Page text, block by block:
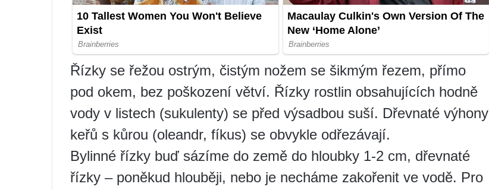
Řízky se řežou ostrým, čistým nožem se šikmým řezem, přímo
pod okem, bez poškození větví. Řízky rostlin obsahujících hodně
vody v listech (sukulenty) se před výsadbou suší. Dřevnaté výhony
keřů s kůrou (oleandr, fíkus) se obvykle odřezávají.
Bylinné řízky buď sázíme do země do hloubky 1-2 cm, dřevnaté
řízky – poněkud hlouběji, nebo je necháme zakořenit ve vodě. Pro